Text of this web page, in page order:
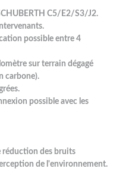
C5/E2/S3/J2.
possible entre 4
sur terrain dégagé
carbone).
possible avec les
des bruits
de l'environnement.